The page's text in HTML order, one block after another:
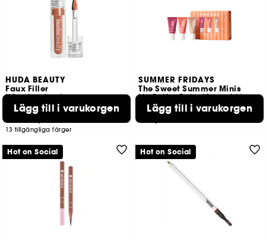
HUDA BEAUTY
Faux Filler
Högglansig gloss
662
13 tillgängliga färger
Lägg till i varukorgen
SUMMER FRIDAYS
The Sweet Summer Minis
Lip Butter Balm läppset i begränsad utgåva
103
289,00 KR
Lägg till i varukorgen
Hot on Social Hot on Social